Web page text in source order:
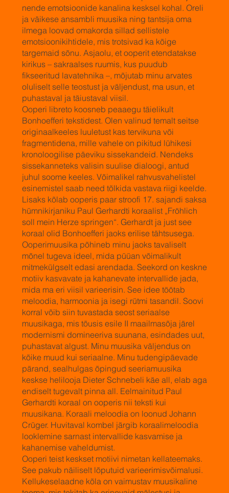
nende emotsioonide kanalina kesksel kohal. Oreli
ja väikese ansambli muusika ning tantsija oma
ilmega loovad omakorda sillad sellistele
emotsioonikihtidele, mis trotsivad ka kõige
targemaid sõnu. Asjaolu, et ooperit etendatakse
kirikus – sakraalses ruumis, kus puudub
fikseeritud lavatehnika –, mõjutab minu arvates
oluliselt selle teostust ja väljendust, ma usun, et
puhastaval ja täiustaval viisil.
Ooperi libreto koosneb peaaegu täielikult
Bonhoefferi tekstidest. Olen valinud temalt seitse
originaalkeeles luuletust kas tervikuna või
fragmentidena, mille vahele on pikitud lühikesi
kronoloogilise päeviku sissekandeid. Nendeks
sissekanneteks valisin suulise dialoogi, antud
juhul soome keeles. Võimalikel rahvusvahelistel
esinemistel saab need tõlkida vastava riigi keelde.
Lisaks kõlab ooperis paar stroofi 17. sajandi saksa
hümnikirjaniku Paul Gerhardti koraalist „Fröhlich
soll mein Herze springen“. Gerhardt ja just see
koraal olid Bonhoefferi jaoks erilise tähtsusega.
Ooperimuusika põhineb minu jaoks tavaliselt
mõnel tugeva ideel, mida püüan võimalikult
mitmekülgselt edasi arendada. Seekord on keskne
motiiv kasvavate ja kahanevate intervallide jada,
mida ma eri viisil varieerisin. See idee töötab
meloodia, harmoonia ja isegi rütmi tasandil. Soovi
korral võib siin tuvastada seost seriaalse
muusikaga, mis tõusis esile II maailmasõja järel
modernismi domineeriva suunana, esindades uut,
puhastavat algust. Minu muusika väljendus on
kõike muud kui seriaalne. Minu tudengipäevade
pärand, sealhulgas õpingud seeriamuusika
keskse helilooja Dieter Schnebeli käe all, elab aga
endiselt tugevalt pinna all. Eelmainitud Paul
Gerhardti koraal on ooperis nii teksti kui
muusikana. Koraali meloodia on loonud Johann
Crüger. Huvitaval kombel järgib koraalimeloodia
looklemine sarnast intervallide kasvamise ja
kahanemise vaheldumist.
Ooperi teist keskset motiivi nimetan kellateemaks.
See pakub näiliselt lõputuid varieerimisvõimalusi.
Kellukeselaadne kõla on vaimustav muusikaline